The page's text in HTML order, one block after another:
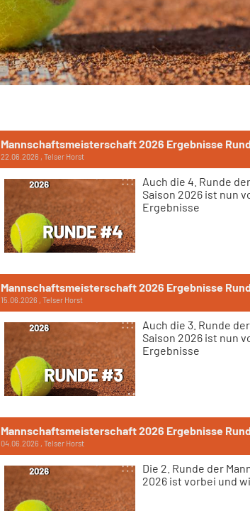
Mannschaftsmeisterschaft 2026 Ergebnisse
22.06.2026 , Telser Horst
Auch die 4. Runde
Saison 2026 ist nun
Ergebnisse
Mannschaftsmeisterschaft 2026 Ergebnisse
15.06.2026 , Telser Horst
Auch die 3. Runde
Saison 2026 ist nun
Ergebnisse
Mannschaftsmeisterschaft 2026 Ergebnisse
04.06.2026 , Telser Horst
Die 2. Runde der
2026 ist vorbei und